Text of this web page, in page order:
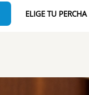
ELIGE TU PERCHA